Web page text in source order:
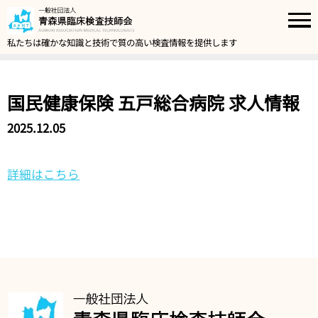
私たちは確かな知識と技術で質の高い検査情報を提供します
国民健康保険 五戸総合病院 求人情報
2025.12.05
詳細はこちら